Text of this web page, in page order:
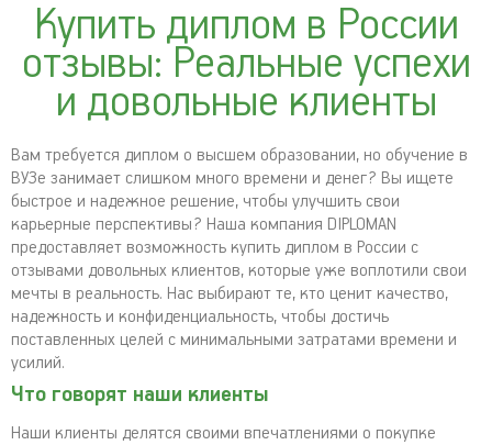
Купить диплом в России
отзывы: Реальные успехи
и довольные клиенты
Вам требуется диплом о высшем образовании, но обучение в
ВУЗе занимает слишком много времени и денег? Вы ищете
быстрое и надежное решение, чтобы улучшить свои
карьерные перспективы? Наша компания DIPLOMAN
предоставляет возможность купить диплом в России с
отзывами довольных клиентов, которые уже воплотили свои
мечты в реальность. Нас выбирают те, кто ценит качество,
надежность и конфиденциальность, чтобы достичь
поставленных целей с минимальными затратами времени и
усилий.
Что говорят наши клиенты
Наши клиенты делятся своими впечатлениями о покупке